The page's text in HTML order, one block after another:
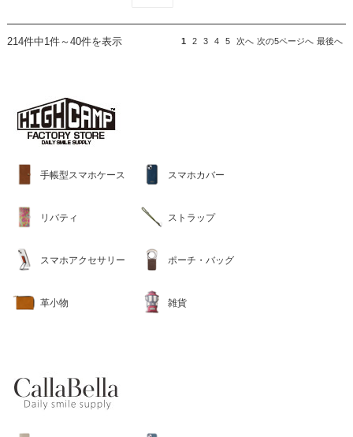
214件中1件～40件を表示 1 2 3 4 5 次へ 次の5ページへ 最後へ
手帳型スマホケース スマホカバー
リバティ ストラップ
スマホアクセサリー ポーチ・バッグ
革小物 雑貨